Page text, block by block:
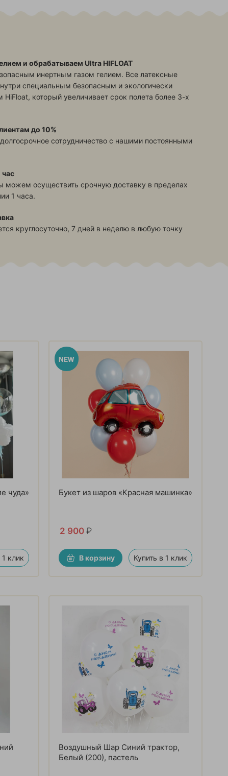
и обрабатываем Ultra HIFLOAT
инертным газом гелием. Все латексные
специальным безопасным и экологически
который увеличивает срок полета более 3-х
до 10%
сотрудничество с нашими постоянными
час
можем осуществить срочную доставку в пределах
1 часа.
круглосуточно, 7 дней в неделю в любую точку
чуда»
1 клик
Букет из шаров «Красная машинка»
2 900 ₽
В корзину Купить в 1 клик
Воздушный Шар Синий трактор,
Белый (200), пастель